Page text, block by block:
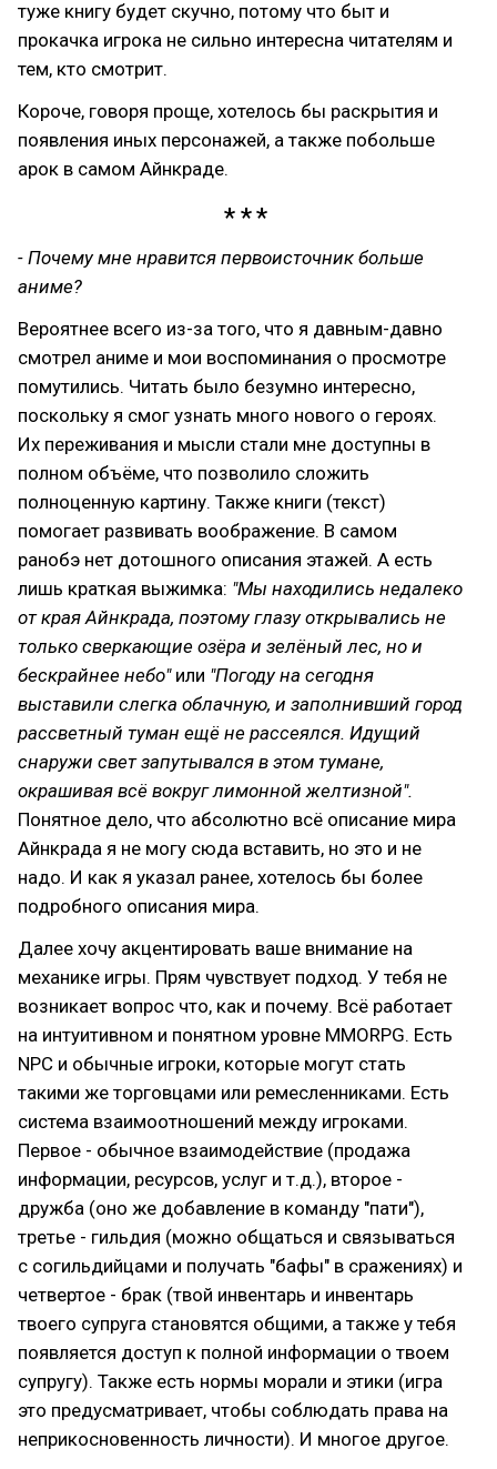
туже книгу будет скучно, потому что быт и
прокачка игрока не сильно интересна читателям и
тем, кто смотрит.
Короче, говоря проще, хотелось бы раскрытия и
появления иных персонажей, а также побольше
арок в самом Айнкраде.
- Почему мне нравится первоисточник больше
аниме?
Вероятнее всего из-за того, что я давным-давно
смотрел аниме и мои воспоминания о просмотре
помутились. Читать было безумно интересно,
поскольку я смог узнать много нового о героях.
Их переживания и мысли стали мне доступны в
полном объёме, что позволило сложить
полноценную картину. Также книги (текст)
помогает развивать воображение. В самом
ранобэ нет дотошного описания этажей. А есть
лишь краткая выжимка: "Мы находились недалеко
от края Айнкрада, поэтому глазу открывались не
только сверкающие озёра и зелёный лес, но и
бескрайнее небо"или "Погоду на сегодня
выставили слегка облачную, и заполнивший город
рассветный туман ещё не рассеялся. Идущий
снаружи свет запутывался в этом тумане,
окрашивая всё вокруг лимонной желтизной".
Понятное дело, что абсолютно всё описание мира
Айнкрада я не могу сюда вставить, но это и не
надо. И как я указал ранее, хотелось бы более
подробного описания мира.
Далее хочу акцентировать ваше внимание на
механике игры. Прям чувствует подход. У тебя не
возникает вопрос что, как и почему. Всё работает
на интуитивном и понятном уровне MMORPG. Есть
NPC и обычные игроки, которые могут стать
такими же торговцами или ремесленниками. Есть
система взаимоотношений между игроками.
Первое - обычное взаимодействие (продажа
информации, ресурсов, услуг и т.д.), второе -
дружба (оно же добавление в команду "пати"),
третье - гильдия (можно общаться и связываться
с согильдийцами и получать "бафы" в сражениях) и
четвертое - брак (твой инвентарь и инвентарь
твоего супруга становятся общими, а также у тебя
появляется доступ к полной информации о твоем
супругу). Также есть нормы морали и этики (игра
это предусматривает, чтобы соблюдать права на
неприкосновенность личности). И многое другое.